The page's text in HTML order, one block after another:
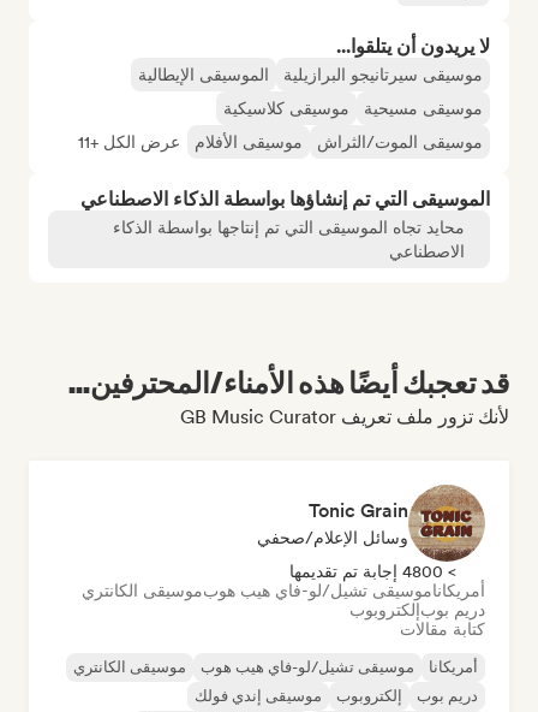
لا يريدون أن يتلقوا...
موسيقى سيرتانيجو البرازيلية
الموسيقى الإيطالية
موسيقى مسيحية
موسيقى كلاسيكية
موسيقى الموت/الثراش
موسيقى الأفلام عرض الكل +11
الموسيقى التي تم إنشاؤها بواسطة الذكاء الاصطناعي
محايد تجاه الموسيقى التي تم إنتاجها بواسطة الذكاء
الاصطناعي
قد تعجبك أيضًا هذه الأمناء/المحترفين...
لأنك تزور ملف تعريف GB Music Curator
Tonic Grain
وسائل الإعلام/صحفي
> 4800 إجابة تم تقديمها
أمريكاناموسيقى تشيل/لو-فاي هيب هوبموسيقى الكانتري
دريم بوبإلكتروبوب
كتابة مقالات
أمريكانا موسيقى تشيل/لو-فاي هيب هوب
موسيقى الكانتري
دريم بوب
إلكتروبوب
موسيقى إندي فولك